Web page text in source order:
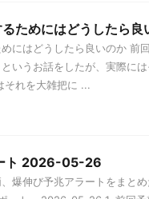
ためにはどうしたら良
にはどうしたら良いのか 前
いうお話をしたが、実際に
それを大雑把に ...
ト 2026-05-26
爆伸び予兆アラートをまとめ